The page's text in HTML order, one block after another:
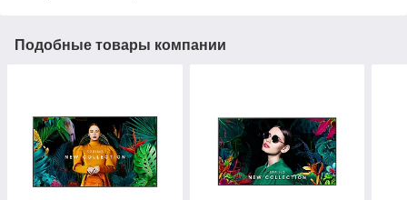
Подобные товары компании